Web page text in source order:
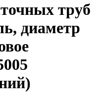
труб
диаметр